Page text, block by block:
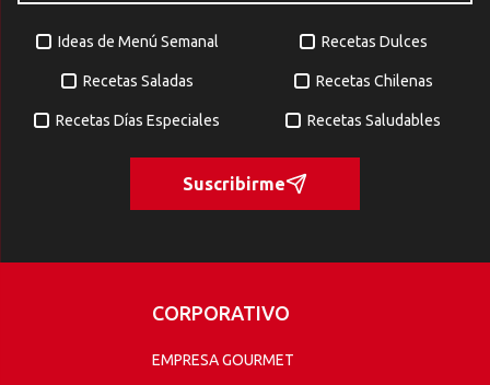
Ideas de Menú Semanal Recetas Dulces
Recetas Saladas Recetas Chilenas
Recetas Días Especiales Recetas Saludables
Suscribirme
CORPORATIVO
EMPRESA GOURMET